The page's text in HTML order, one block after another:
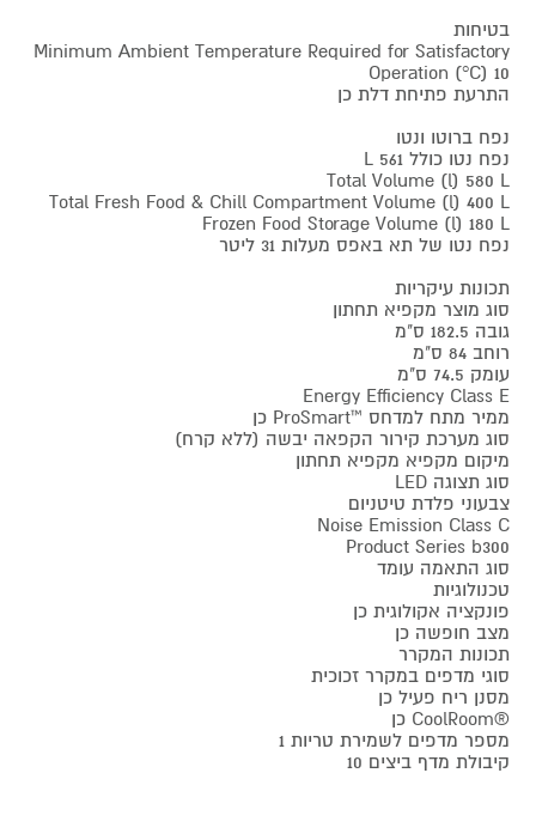
בטיחות
Minimum Ambient Temperature Required for Satisfactory
Operation (°C) 10
התרעת פתיחת דלת כן
נפח ברוטו ונטו
נפח נטו כולל 561 L
Total Volume (l) 580 L
Total Fresh Food & Chill Compartment Volume (l) 400 L
Frozen Food Storage Volume (l) 180 L
נפח נטו של תא באפס מעלות 31 ליטר
תכונות עיקריות
סוג מוצר מקפיא תחתון
גובה 182.5 ס"מ
רוחב 84 ס"מ
עומק 74.5 ס"מ
Energy Efficiency Class E
ממיר מתח למדחס ™ProSmart כן
סוג מערכת קירור הקפאה יבשה (ללא קרח)
מיקום מקפיא מקפיא תחתון
סוג תצוגה LED
צבעוני פלדת טיטניום
Noise Emission Class C
Product Series b300
סוג התאמה עומד
טכנולוגיות
פונקציה אקולוגית כן
מצב חופשה כן
תכונות המקרר
סוגי מדפים במקרר זכוכית
מסנן ריח פעיל כן
®CoolRoom כן
מספר מדפים לשמירת טריות 1
קיבולת מדף ביצים 10